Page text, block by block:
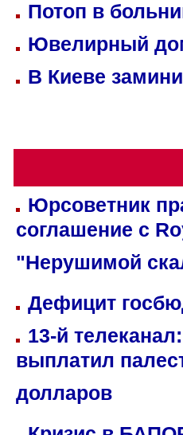
Потоп в
Ювелирный
В Киеве
Юрсоветник
соглашение с
"Нерушимой
Дефицит
13-й
выплатил
долларов